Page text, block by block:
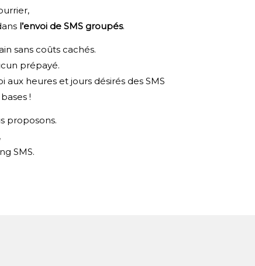
,
l’envoi de SMS groupés.
sans coûts cachés.
prépayé.
heures et jours désirés des SMS
!
proposons.
SMS.